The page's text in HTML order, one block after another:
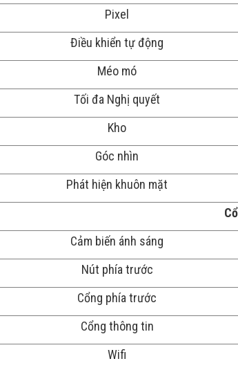
Pixel
Điều khiển tự động
Méo mó
Tối đa Nghị quyết
Kho
Góc nhìn
Phát hiện khuôn mặt
Cảm biến ánh sáng
Nút phía trước
Cổng phía trước
Cổng thông tin
Wifi